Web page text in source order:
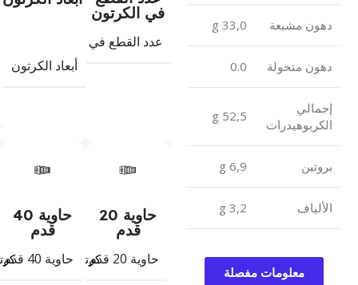
دهون مشبعة 33,0 g
دهون متحولة 0.0
إجمالي
الكربوهيدرات
52,5 g
بروتين 6,9 g
الألياف 3,2 g
معلومات مفصلة
في الكرتون
عدد القطع في الكرتون
أبعاد الكرتون
حاوية 20
قدم
حاوية 20 قدم 1469كرتون
حاوية 40
قدم
حاوية 40 قدم